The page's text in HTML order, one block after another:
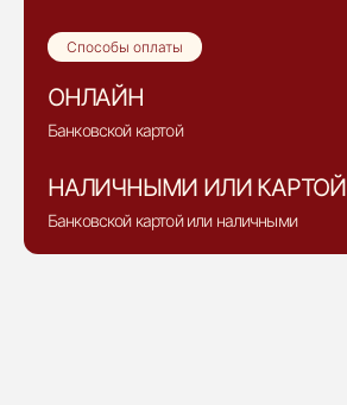
Способы оплаты
ОНЛАЙН
Банковской картой
НАЛИЧНЫМИ ИЛИ КАРТОЙ
Банковской картой или наличными